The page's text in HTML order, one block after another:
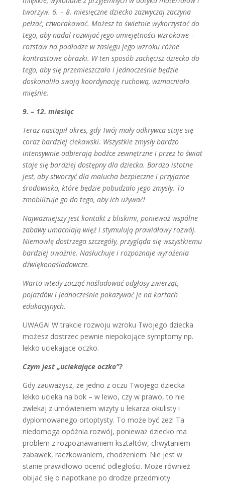
tworzyw. 6. – 8. miesięczne dziecko zazwyczaj zaczyna
pełzać, czworakować. Możesz to świetnie wykorzystać do
tego, aby nadal rozwijać jego umiejętności wzrokowe –
rozstaw na podłodze w zasięgu jego wzroku różne
kontrastowe obrazki. W ten sposób zachęcisz dziecko do
tego, aby się przemieszczało i jednocześnie będzie
doskonaliło swoją koordynację ruchową, wzmacniało
mięśnie.
9. – 12. miesiąc
Teraz nastąpił okres, gdy Twój mały odkrywca staje się
coraz bardziej ciekawski. Wszystkie zmysły bardzo
intensywnie odbierają bodźce zewnętrzne i przez to świat
staje się bardziej dostępny dla dziecka. Bardzo istotne
jest, aby stworzyć dla malucha bezpieczne i przyjazne
środowisko, które będzie pobudzało jego zmysły. To
zmobilizuje go do tego, aby ich używać!
Najważniejszy jest kontakt z bliskimi, ponieważ wspólne
zabawy umacniają więź i stymulują prawidłowy rozwój.
Niemowlę dostrzega szczegóły, przygląda się wszystkiemu
bardziej uważnie. Nasłuchuje i rozpoznaje wyrażenia
dźwiękonaśladowcze.
Warto wtedy zacząć naśladować odgłosy zwierząt,
pojazdów i jednocześnie pokazywać je na kartach
edukacyjnych.
UWAGA! W trakcie rozwoju wzroku Twojego dziecka
możesz dostrzec pewnie niepokojące symptomy np.
lekko uciekające oczko.
Czym jest „uciekające oczko”?
Gdy zauważysz, że jedno z oczu Twojego dziecka
lekko ucieka na bok – w lewo, czy w prawo, to nie
zwlekaj z umówieniem wizyty u lekarza okulisty i
dyplomowanego ortoptysty. To może być zez! Ta
niedomoga opóźnia rozwój, ponieważ dziecko ma
problem z rozpoznawaniem kształtów, chwytaniem
zabawek, raczkowaniem, chodzeniem. Nie jest w
stanie prawidłowo ocenić odległości. Może również
obijać się o napotkane po drodze przedmioty.